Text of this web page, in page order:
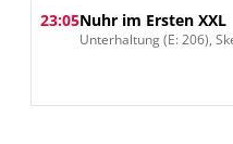
23:05Nuhr im Ersten XXL
Unterhaltung (E: 206),